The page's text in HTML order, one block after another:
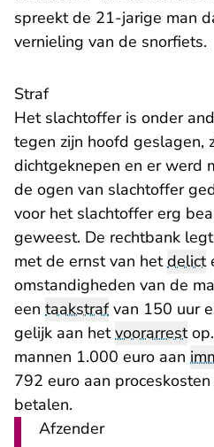
spreekt de 21-jarige man
vernieling van de snorfiets.
Straf
Het slachtoffer is onder
tegen zijn hoofd geslagen,
dichtgeknepen en er werd
de ogen van slachtoffer
voor het slachtoffer erg
geweest. De rechtbank
met de ernst van hetdelict
omstandigheden van de
een taakstrafvan 150 uur
gelijk aan hetvoorarrest
mannen 1.000 euro aan
792 euro aan
betalen.
Afzender